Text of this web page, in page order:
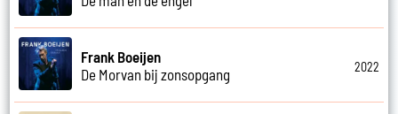
Frank Boeijen
De Morvan bij zonsopgang
2022